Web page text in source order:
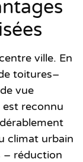
ville. En
toitures–
vue
reconnu
climat urbain
– réduction